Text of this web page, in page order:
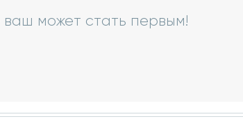
может стать первым!